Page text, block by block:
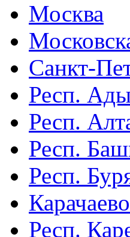
Москва
Санкт-
Респ.
Респ.
Респ.
Респ.
Респ.